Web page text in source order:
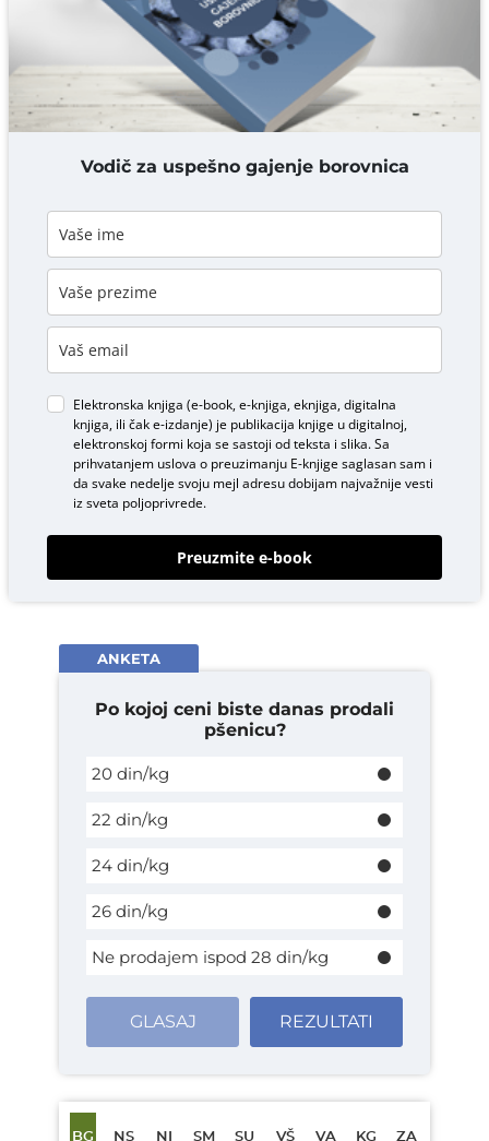
DODAJ KOMENTAR
Vodič za uspešno gajenje borovnica
Elektronska knjiga (e-book, e-knjiga, eknjiga, digitalna
knjiga, ili čak e-izdanje) je publikacija knjige u digitalnoj,
elektronskoj formi koja se sastoji od teksta i slika. Sa
prihvatanjem uslova o preuzimanju E-knjigesaglasan sam i
da svake nedelje svoju mejl adresu dobijam najvažnije vesti
iz sveta poljoprivrede.
Preuzmite e-book
ANKETA
Po kojoj ceni biste danas prodali
pšenicu?
20 din/kg
22 din/kg
24 din/kg
26 din/kg
Ne prodajem ispod 28 din/kg
GLASAJ REZULTATI
BG NS NI SM SU VŠ VA KG ZA